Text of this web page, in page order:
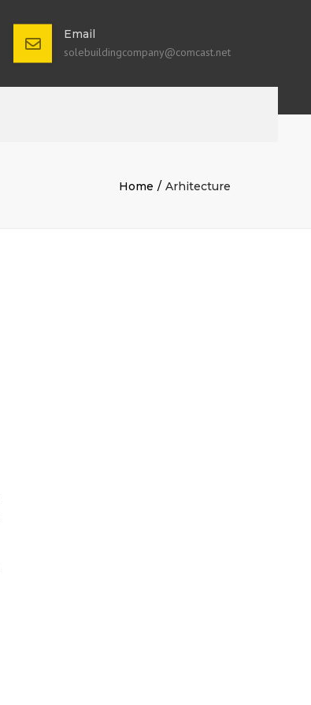
Email
solebuildingcompany@comcast.net
Home Arhitecture